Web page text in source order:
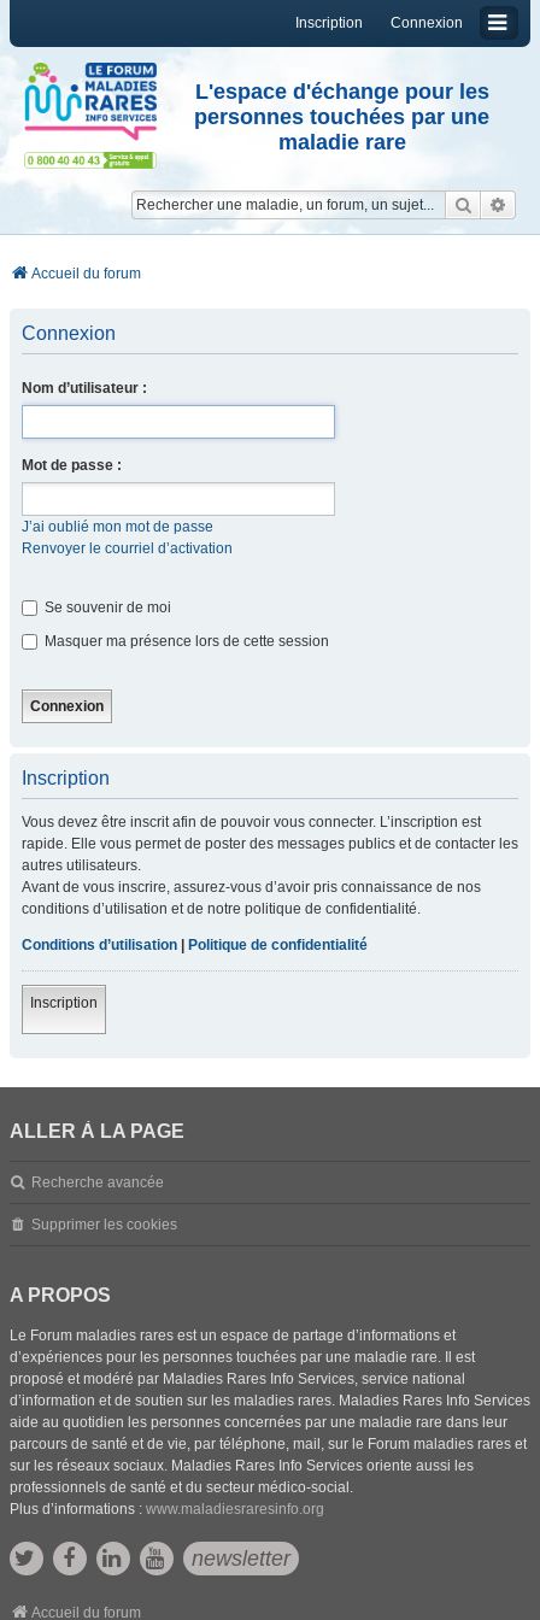
Connexion
Inscription
L'espace d'échange pour les
personnes touchées par une
maladie rare
Accueil du forum
Connexion
Nom d’utilisateur :
Mot de passe :
J’ai oublié mon mot de passe
Renvoyer le courriel d’activation
Se souvenir de moi
Masquer ma présence lors de cette session
Inscription
Vous devez être inscrit afin de pouvoir vous connecter. L’inscription est
rapide. Elle vous permet de poster des messages publics et de contacter les
autres utilisateurs.
Avant de vous inscrire, assurez-vous d’avoir pris connaissance de nos
conditions d’utilisation et de notre politique de confidentialité.
Conditions d’utilisation Politique de confidentialité
Inscription
ALLER À LA PAGE
Recherche avancée
Supprimer les cookies
A PROPOS
Le Forum maladies rares est un espace de partage d’informations et
d’expériences pour les personnes touchées par une maladie rare. Il est
proposé et modéré par Maladies Rares Info Services, service national
d’information et de soutien sur les maladies rares. Maladies Rares Info Services
aide au quotidien les personnes concernées par une maladie rare dans leur
parcours de santé et de vie, par téléphone, mail, sur le Forum maladies rares et
sur les réseaux sociaux. Maladies Rares Info Services oriente aussi les
professionnels de santé et du secteur médico-social.
Plus d’informations : www.maladiesraresinfo.org
newsletter
Accueil du forum